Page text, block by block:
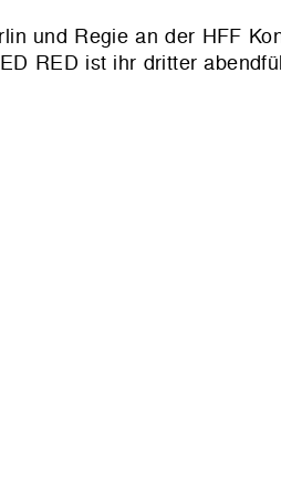
und Regie an der HFF
RED ist ihr dritter